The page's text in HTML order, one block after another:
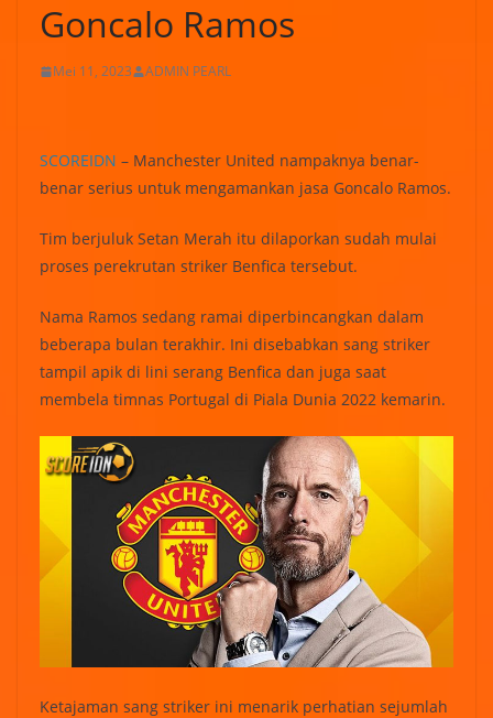
Goncalo Ramos
Mei 11, 2023 ADMIN PEARL
SCOREIDN – Manchester United nampaknya benar-
benar serius untuk mengamankan jasa Goncalo Ramos.
Tim berjuluk Setan Merah itu dilaporkan sudah mulai
proses perekrutan striker Benfica tersebut.
Nama Ramos sedang ramai diperbincangkan dalam
beberapa bulan terakhir. Ini disebabkan sang striker
tampil apik di lini serang Benfica dan juga saat
membela timnas Portugal di Piala Dunia 2022 kemarin.
Ketajaman sang striker ini menarik perhatian sejumlah